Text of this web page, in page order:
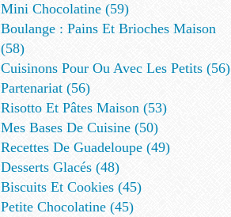
Mini Chocolatine (59)
Boulange : Pains Et Brioches Maison
(58)
Cuisinons Pour Ou Avec Les Petits (56)
Partenariat (56)
Risotto Et Pâtes Maison (53)
Mes Bases De Cuisine (50)
Recettes De Guadeloupe (49)
Desserts Glacés (48)
Biscuits Et Cookies (45)
Petite Chocolatine (45)